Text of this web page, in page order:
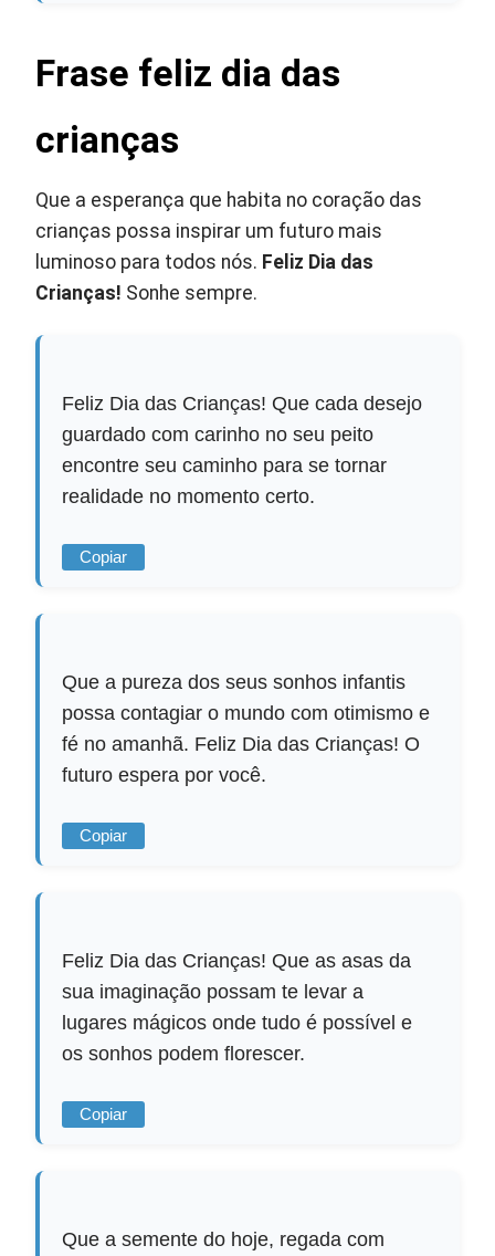
Frase feliz dia das
crianças
Que a esperança que habita no coração das
crianças possa inspirar um futuro mais
luminoso para todos nós. Feliz Dia das
Crianças! Sonhe sempre.
Feliz Dia das Crianças! Que cada desejo
guardado com carinho no seu peito
encontre seu caminho para se tornar
realidade no momento certo.
Copiar
Que a pureza dos seus sonhos infantis
possa contagiar o mundo com otimismo e
fé no amanhã. Feliz Dia das Crianças! O
futuro espera por você.
Copiar
Feliz Dia das Crianças! Que as asas da
sua imaginação possam te levar a
lugares mágicos onde tudo é possível e
os sonhos podem florescer.
Copiar
Que a semente do hoje, regada com